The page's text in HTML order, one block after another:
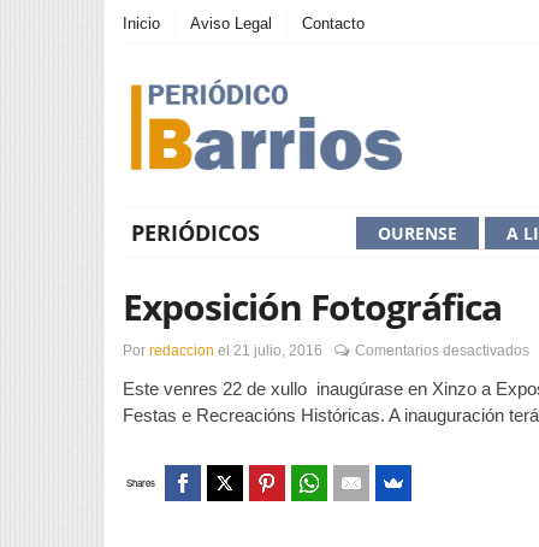
Inicio Aviso Legal Contacto
PERIÓDICOS A
OURENSE
Exposición Fotográfica
Por redaccion el 21 julio, 2016 Comentarios desactivados
Este venres 22 de xullo inaugúrase en Xinzo a
Festas e Recreacións Históricas. A inauguración
Shares